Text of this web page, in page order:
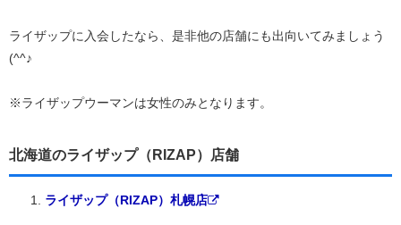
ライザップに入会したなら、是非他の店舗にも出向いてみましょう
(^^♪
※ライザップウーマンは女性のみとなります。
北海道のライザップ（RIZAP）店舗
ライザップ（RIZAP）札幌店